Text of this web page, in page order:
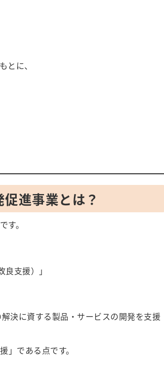
とに、
進事業とは？
す。
支援）」
決に資する製品・サービスの開発を支援
」である点です。